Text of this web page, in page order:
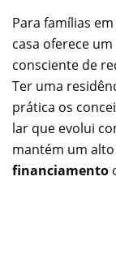
Para famílias
casa oferece
consciente de
Ter uma
prática os
lar que evolui
mantém um
financiamento